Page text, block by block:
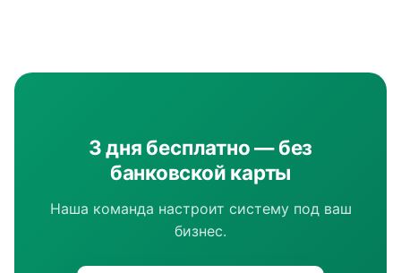
3 дня бесплатно — без
банковской карты
Наша команда настроит систему под ваш
бизнес.